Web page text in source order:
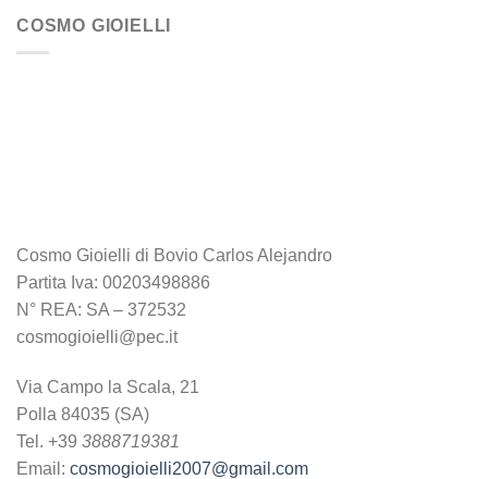
COSMO GIOIELLI
Cosmo Gioielli di Bovio Carlos Alejandro
Partita Iva: 00203498886
N° REA: SA – 372532
cosmogioielli@pec.it
Via Campo la Scala, 21
Polla 84035 (SA)
Tel. +39 3888719381
Email: cosmogioielli2007@gmail.com